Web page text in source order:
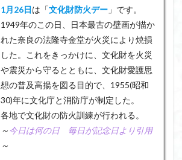
1月26日は「文化財防火デー 」です。
1949年のこの日、日本最古の壁画が描か
れた奈良の法隆寺金堂が火災により焼損
した。これをきっかけに、文化財を火災
や震災から守るとともに、文化財愛護思
想の普及高揚を図る目的で、1955(昭和
30)年に文化庁と消防庁が制定した。
各地で文化財の防火訓練が行われる。
～今日は何の日 毎日が記念日より引用
～